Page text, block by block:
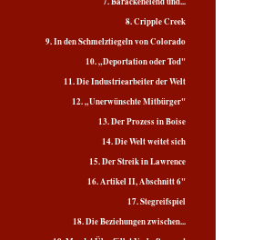
8. Cripple Creek
9. In den Schmelztiegeln von Colorado
10. „Deportation oder Tod"
11. Die Industriearbeiter der Welt
12. „Unerwünschte Mitbürger"
13. Der Prozess in Boise
14. Die Welt weitet sich
15. Der Streik in Lawrence
16. Artikel II, Abschnitt 6"
17. Stegreifspiel
18. Die Beziehungen zwischen...